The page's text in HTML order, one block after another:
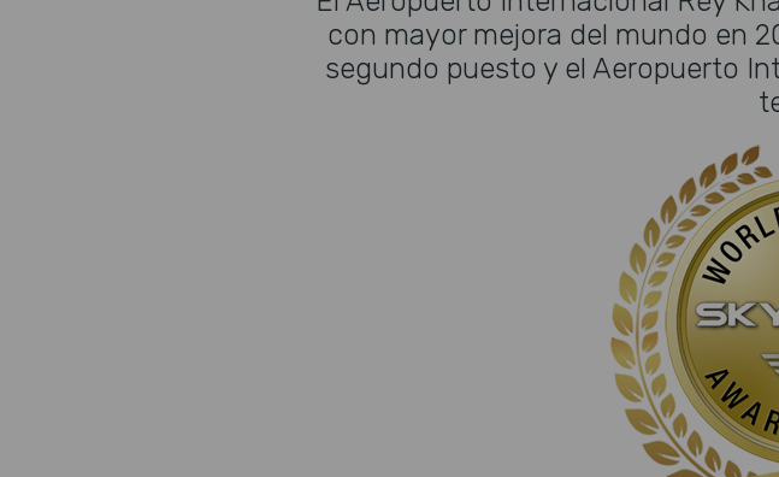
con mayor mejora del mundo en
segundo puesto y el Aeropuerto